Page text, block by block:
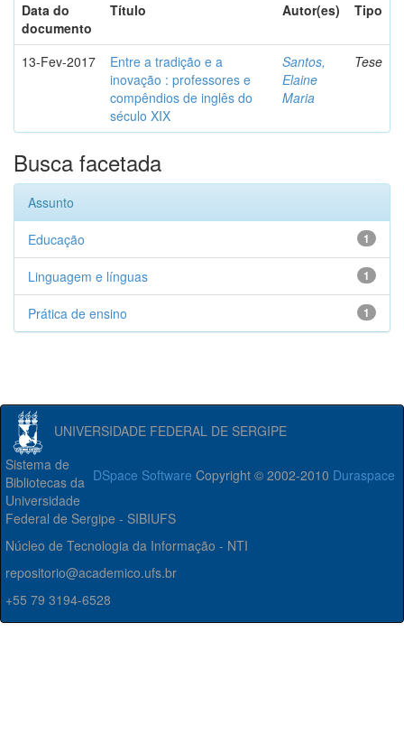
Data do
documento
Título Autor(es) Tipo
13-Fev-2017
Entre a tradição e a
inovação : professores e
compêndios de inglês do
século XIX
Santos,
Elaine
Maria
Tese
Busca facetada
Assunto
1
Educação
1
Linguagem e línguas
1
Prática de ensino
UNIVERSIDADE FEDERAL DE SERGIPE
DSpace Software Copyright © 2002-2010 Duraspace
Sistema de
Bibliotecas da
Universidade
Federal de Sergipe - SIBIUFS
Núcleo de Tecnologia da Informação - NTI
repositorio@academico.ufs.br
+55 79 3194-6528